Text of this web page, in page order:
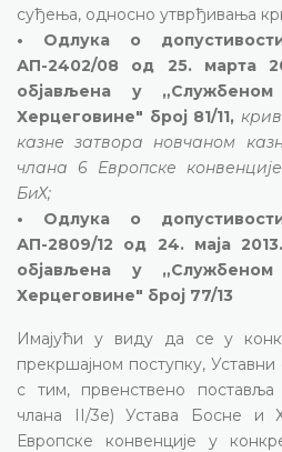
суђења, односно утврђивања
• Одлука о
АП-2402/08 од 25. марта
објављена у
Херцеговине" број 81/11,
казне затвора новчаном
члана 6 Европске
БиХ;
• Одлука о
АП-2809/12 од 24. маја
објављена у
Херцеговине" број 77/13
Имајући у виду да се у
прекршајном поступку,
с тим, првенствено
члана II/3е) Устава Босне и
Европске конвенције у